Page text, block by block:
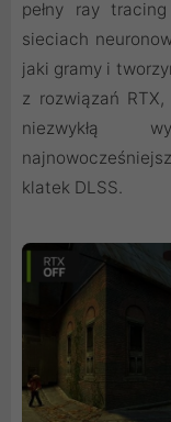
pełny ray
sieciach
jaki gramy i
z rozwiązań
niezwykłą
klatek DLSS.